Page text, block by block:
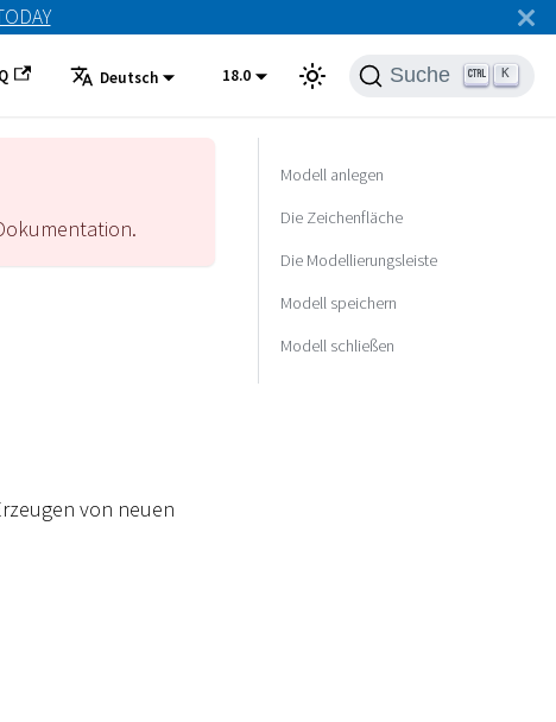
Deutsch 18.0 Suche K
von neuen
Modell anlegen
Die Zeichenfläche
Die Modellierungsleiste
Modell speichern
Modell schließen